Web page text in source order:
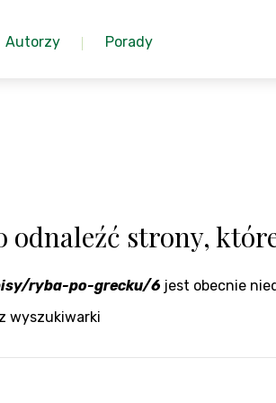
Autorzy Porady
odnaleźć strony,
ryba-po-grecku/6 jest obecnie
wyszukiwarki